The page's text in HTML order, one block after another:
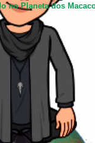
no Planeta dos